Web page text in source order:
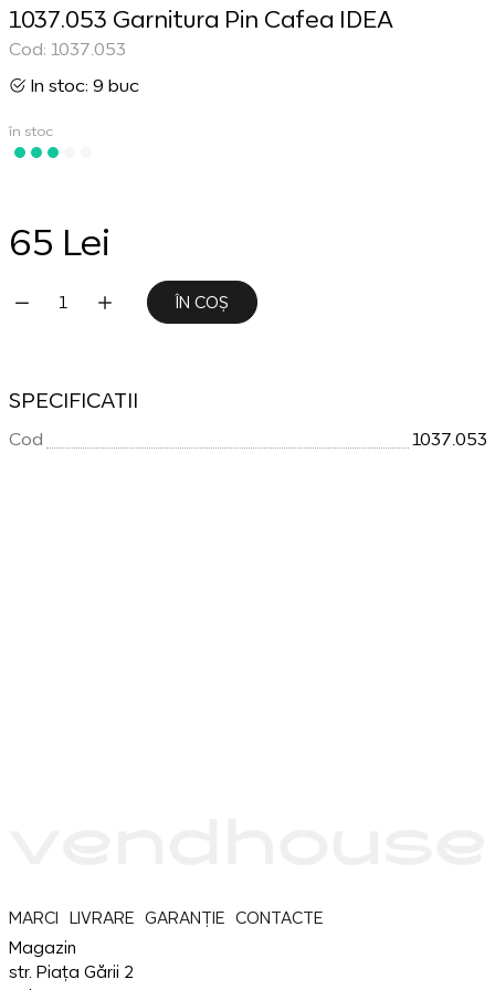
1037.053 Garnitura Pin Cafea IDEA
Cod: 1037.053
In stoc: 9 buc
în stoc
65 Lei
ÎN COȘ
SPECIFICATII
Cod 1037.053
MARCI LIVRARE GARANȚIE
CONTACTE
Magazin
str. Piața Gării 2